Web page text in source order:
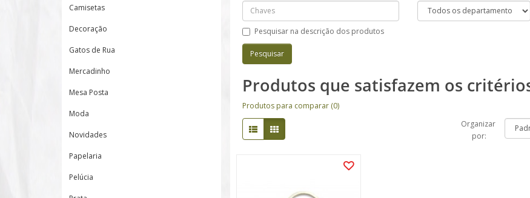
Camisetas
Decoração
Gatos de Rua
Mercadinho
Mesa Posta
Moda
Novidades
Papelaria
Pelúcia
Pesquisar na descrição dos produtos
Produtos que satisfazem os
Produtos para comparar (0)
Organizar
por: